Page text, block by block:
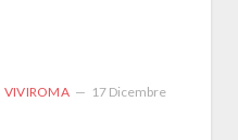
VIVIROMA 17 Dicembre